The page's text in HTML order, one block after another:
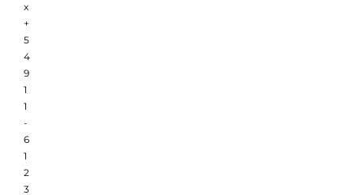
x
+
5
4
9
1
1
-
6
1
2
3